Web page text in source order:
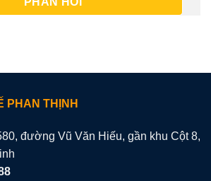
PHAN THỊNH
đường Vũ Văn Hiếu, gần khu Cột 8,